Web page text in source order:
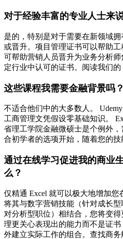
对于经验丰富的专业人士来
是的，特别是对于需要在新领域
或晋升。项目管理证书可以帮助
可帮助营销人员晋升为业务分析
定行业中认可的证书。阅读我们的
这些课程我需要金融背景吗？
不适合他们中的大多数人。
工商管理文凭假设零基础知识。
省理工学院金融微硕士是个例外
合初学者的选项开始，随着您的技
通过在线学习促进我的商业
么？
仅精通 Excel 就可以极大地增加您
将其与数字营销技能（针对成长
对分析型职位）相结合，您将变
理更关心表现出的能力而不是证
外建立实际工作的组合。查找商